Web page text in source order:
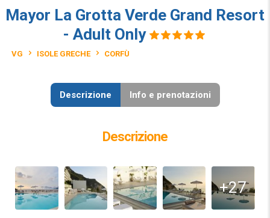
Mayor La Grotta Verde Grand Resort
- Adult Only
VG ISOLE GRECHE CORFÙ
Descrizione Info e prenotazioni
Descrizione
+27